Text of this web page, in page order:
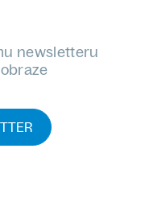
newsletteru